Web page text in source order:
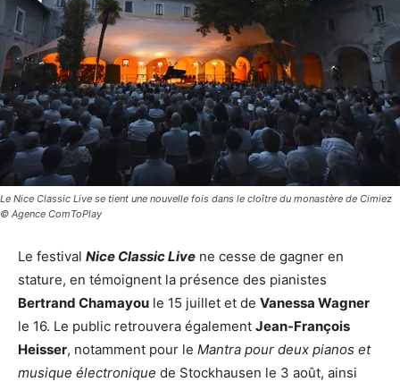
Le Nice Classic Live se tient une nouvelle fois dans le cloître du monastère de Cimiez
© Agence ComToPlay
Le festival Nice Classic Live ne cesse de gagner en
stature, en témoignent la présence des pianistes
Bertrand Chamayou le 15 juillet et de Vanessa Wagner
le 16. Le public retrouvera également Jean-François
Heisser, notamment pour le Mantra pour deux pianos et
musique électronique de Stockhausen le 3 août, ainsi